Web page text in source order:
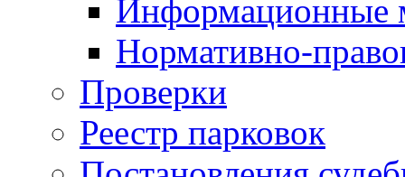
Информационные
Нормативно-
Проверки
Реестр парковок